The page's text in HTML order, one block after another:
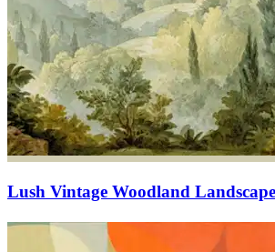
Lush Vintage Woodland Landscape